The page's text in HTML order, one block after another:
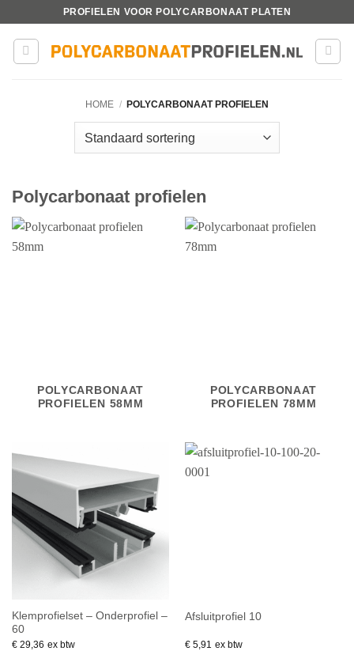
inhoud
PROFIELEN VOOR POLYCARBONAAT PLATEN
HOME / POLYCARBONAAT PROFIELEN
Polycarbonaat profielen
POLYCARBONAAT
PROFIELEN 58MM
POLYCARBONAAT
PROFIELEN 78MM
Klemprofielset – Onderprofiel –
60
€29,36 ex btw
Afsluitprofiel 10
€5,91 ex btw